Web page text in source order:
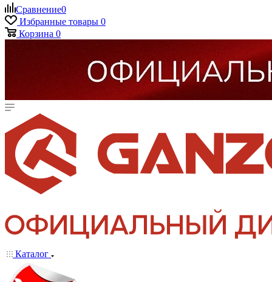
Сравнение0
Избранные товары 0
Корзина 0
Каталог